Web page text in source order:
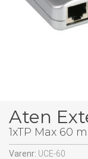
Aten
1xTP Max 60 m
Varenr: UCE-60